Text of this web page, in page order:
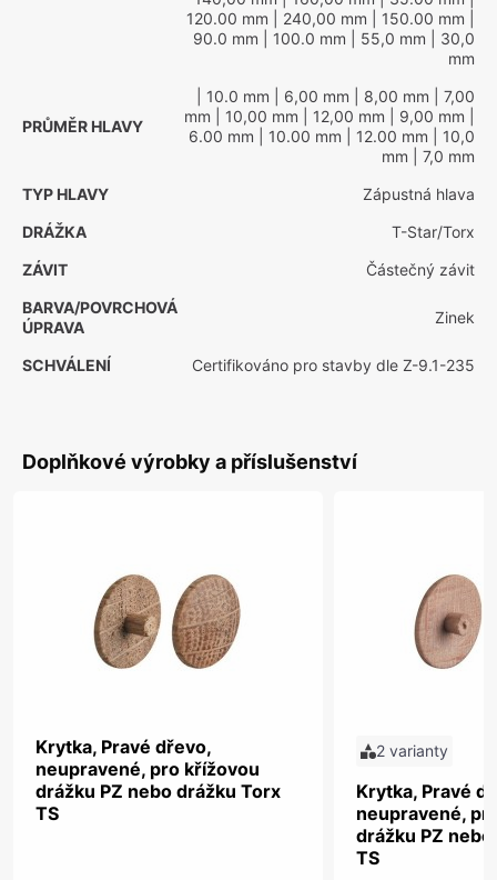
120.00 mm | 240,00 mm | 150.00 mm
90.0 mm | 100.0 mm | 55,0 mm | 30,0
mm
PRŮMĚR HLAVY
| 10.0 mm | 6,00 mm | 8,00 mm | 7,00
mm | 10,00 mm | 12,00 mm | 9,00 mm
6.00 mm | 10.00 mm | 12.00 mm | 10,0
mm | 7,0 mm
TYP HLAVY
Zápustná hlava
DRÁŽKA
T-Star/Torx
ZÁVIT
Částečný závit
BARVA/POVRCHOVÁ
ÚPRAVA
Zinek
SCHVÁLENÍ Certifikováno pro stavby dle Z-9.1-235
Doplňkové výrobky a příslušenství
Krytka, Pravé dřevo,
neupravené, pro křížovou
drážku PZ nebo drážku Torx
TS
2 varianty
Krytka, Pravé
neupravené,
drážku PZ
TS